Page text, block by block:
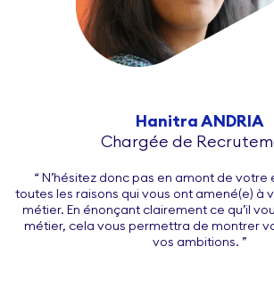
Hanitra ANDRIA
Chargée de
“ N’hésitez donc pas en amont de
toutes les raisons qui vous ont amené(e) à
métier. En énonçant clairement ce qu’il
métier, cela vous permettra de montrer
vos ambitions. ”